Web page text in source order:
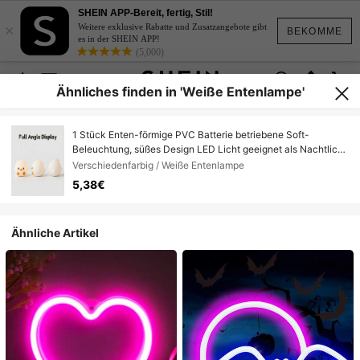
BEKOMME
×
SHEIN APP-Bereit, fertig, Stil!
Weitere exklusive Rabatte und Zusatzangebote gibt
es in der SHEIN APP!
(5,000)
Ähnliches finden in 'Weiße Entenlampe'
1 Stück Enten-förmige PVC Batterie betriebene Soft-
Beleuchtung, süßes Design LED Licht geeignet als Nachtlicht,
für den täglichen Gebrauch, als Festival- &
Geburtstagsgeschenk
Verschiedenfarbig / Weiße Entenlampe
5,38€
Ähnliche Artikel